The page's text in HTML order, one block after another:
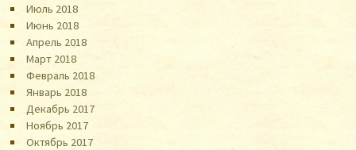
Июль 2018
Июнь 2018
Апрель 2018
Март 2018
Февраль 2018
Январь 2018
Декабрь 2017
Ноябрь 2017
Октябрь 2017